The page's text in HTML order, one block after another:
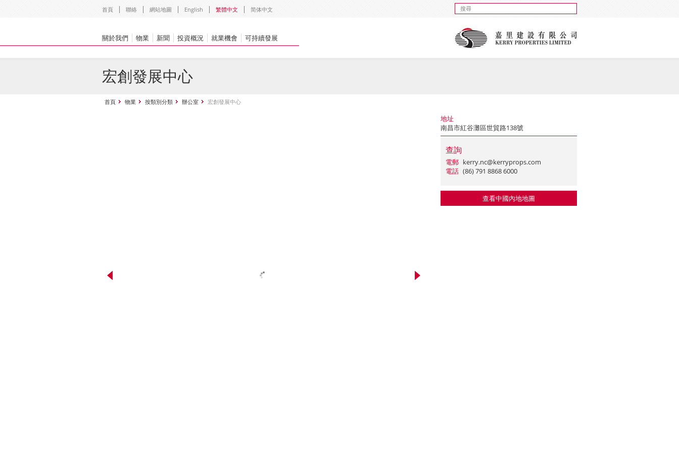
首頁 聯絡 網站地圖 English 繁體中文 简体中文
關於我們 物業 新聞 投資概況 就業機會 可持續發展
宏創發展中心
首頁 物業 按類別分類 辦公室 宏創發展中心
地址
南昌市紅谷灘區世貿路138號
查詢
電郵 kerry.nc@kerryprops.com
電話 (86) 791 8868 6000
查看中國內地地圖